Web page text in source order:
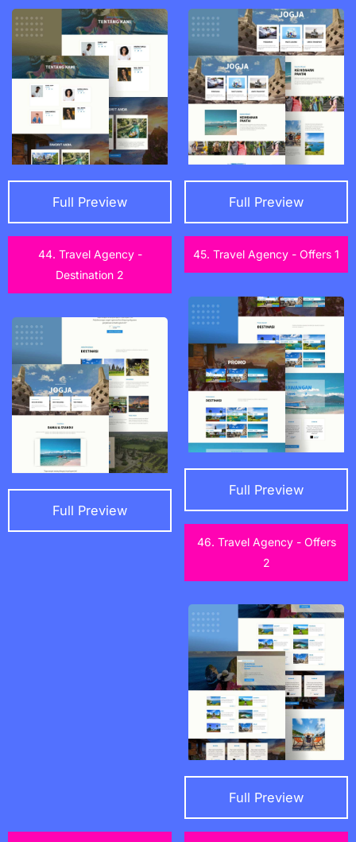
Full Preview Full Preview
44. Travel Agency -
Destination 2
Full Preview
45. Travel Agency - Offers 1
Full Preview
46. Travel Agency - Offers
2
Full Preview